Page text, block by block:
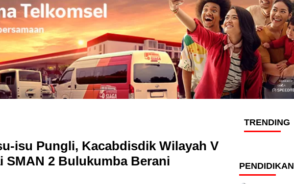
isu Pungli, Kacabdisdik Wilayah V
SMAN 2 Bulukumba Berani
TRENDING
PENDIDIKAN